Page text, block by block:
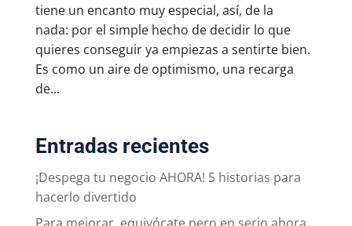
tiene un encanto muy especial, así, de la
nada: por el simple hecho de decidir lo que
quieres conseguir ya empiezas a sentirte bien.
Es como un aire de optimismo, una recarga
de...
Entradas recientes
¡Despega tu negocio AHORA! 5 historias para
hacerlo divertido